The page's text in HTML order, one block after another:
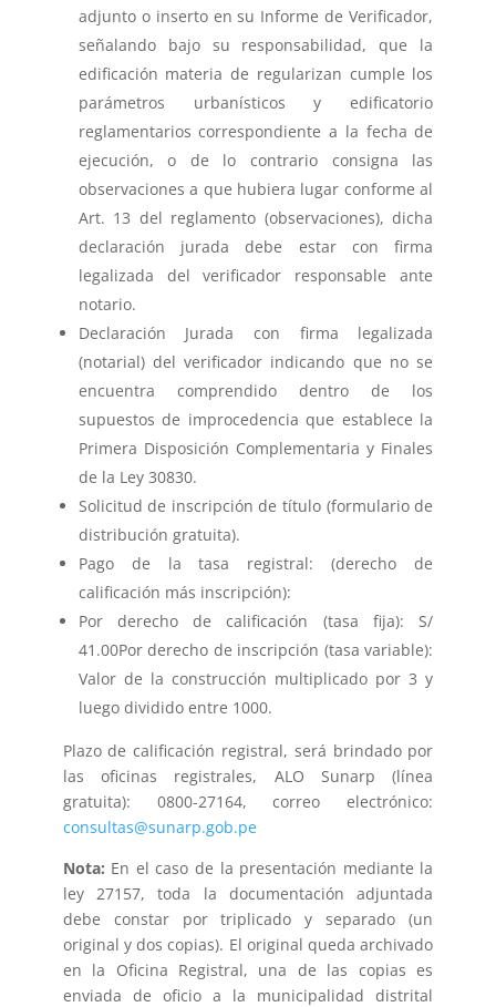
adjunto o inserto en su Informe de Verificador,
señalando bajo su responsabilidad, que la
edificación materia de regularizan cumple los
parámetros urbanísticos y edificatorio
reglamentarios correspondiente a la fecha de
ejecución, o de lo contrario consigna las
observaciones a que hubiera lugar conforme al
Art. 13 del reglamento (observaciones), dicha
declaración jurada debe estar con firma
legalizada del verificador responsable ante
notario.
Declaración Jurada con firma legalizada
(notarial) del verificador indicando que no se
encuentra comprendido dentro de los
supuestos de improcedencia que establece la
Primera Disposición Complementaria y Finales
de la Ley 30830.
Solicitud de inscripción de título (formulario de
distribución gratuita).
Pago de la tasa registral: (derecho de
calificación más inscripción):
Por derecho de calificación (tasa fija): S/
41.00Por derecho de inscripción (tasa variable):
Valor de la construcción multiplicado por 3 y
luego dividido entre 1000.
Plazo de calificación registral, será brindado por
las oficinas registrales, ALO Sunarp (línea
gratuita): 0800-27164, correo electrónico:
consultas@sunarp.gob.pe
Nota: En el caso de la presentación mediante la
ley 27157, toda la documentación adjuntada
debe constar por triplicado y separado (un
original y dos copias). El original queda archivado
en la Oficina Registral, una de las copias es
enviada de oficio a la municipalidad distrital